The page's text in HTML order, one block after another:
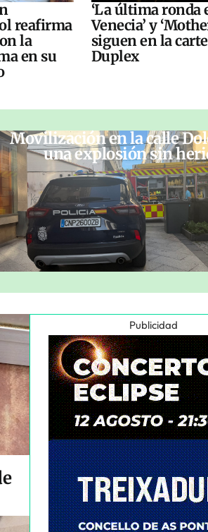
reafirma
la
en su
‘La última ronda
Venecia’ y
siguen en la
Duplex
Movilización en la calle
una explosión sin
Publicidad